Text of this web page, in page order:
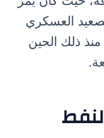
التصعيد العسكري
منذ ذلك الحين